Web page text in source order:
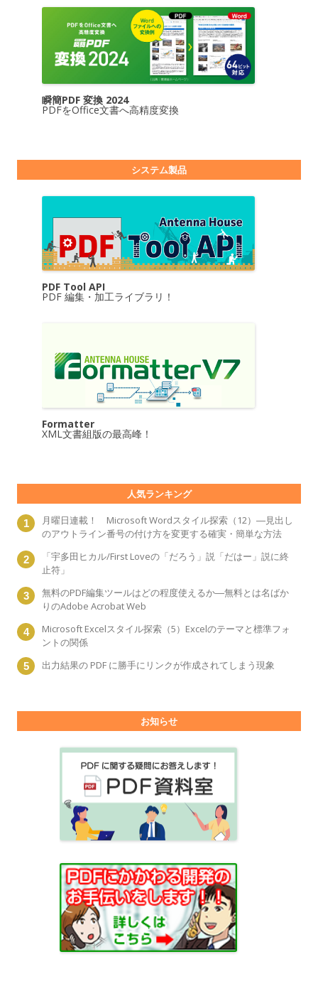
瞬簡PDF 変換 2024
PDFをOffice文書へ高精度変換
システム製品
PDF Tool API
PDF 編集・加工ライブラリ！
Formatter
XML文書組版の最高峰！
人気ランキング
月曜日連載！ Microsoft Wordスタイル探索（12）―見出し
のアウトライン番号の付け方を変更する確実・簡単な方法
「宇多田ヒカル/First Loveの「だろう」説「だはー」説に終
止符」
無料のPDF編集ツールはどの程度使えるか―無料とは名ばか
りのAdobe Acrobat Web
Microsoft Excelスタイル探索（5）Excelのテーマと標準フォ
ントの関係
出力結果の PDF に勝手にリンクが作成されてしまう現象
お知らせ